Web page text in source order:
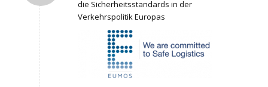
die Sicherheitsstandards in der
Verkehrspolitik Europas